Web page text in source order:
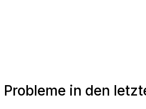
Probleme in den